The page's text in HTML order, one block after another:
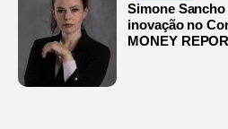
Simone
inovação no
MONEY